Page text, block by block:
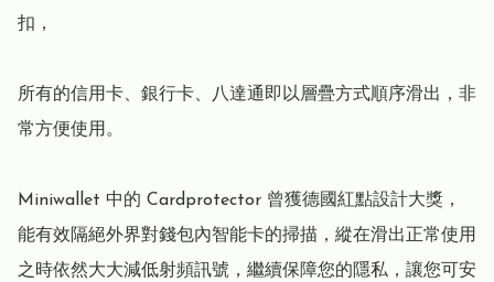
扣，
所有的信用卡、銀行卡、八達通即以層疊方式順序滑出，非
常方便使用。
Miniwallet 中的 Cardprotector 曾獲德國紅點設計大獎，
能有效隔絕外界對錢包內智能卡的掃描，縱在滑出正常使用
之時依然大大減低射頻訊號，繼續保障您的隱私，讓您可安